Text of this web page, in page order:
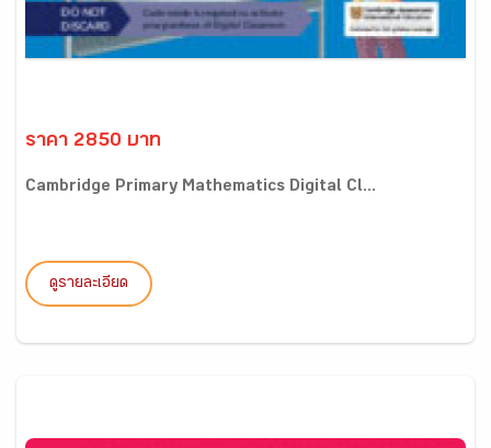
ราคา 2850 บาท
Cambridge Primary Mathematics Digital Cl...
ดูรายละเอียด